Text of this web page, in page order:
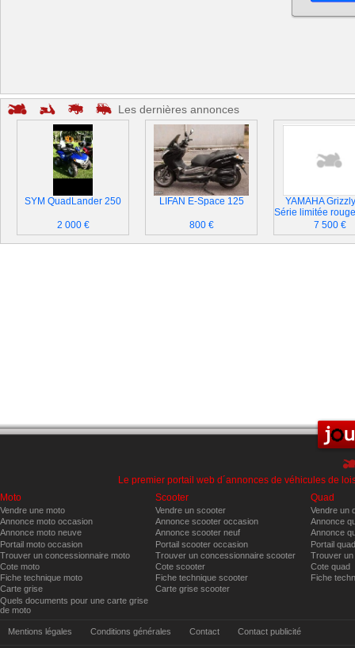
Les dernières annonces
SYM QuadLander 250
2 000 €
LIFAN E-Space 125
800 €
YAMAHA
Série limitée
7 500 €
Le premier portail web d´annonces de véhicules de
Moto
Vendre une moto
Annonce moto occasion
Annonce moto neuve
Portail moto occasion
Trouver un concessionnaire moto
Cote moto
Fiche technique moto
Carte grise
Quels documents pour une carte grise
de moto
Scooter
Vendre un scooter
Annonce scooter occasion
Annonce scooter neuf
Portail scooter occasion
Trouver un concessionnaire scooter
Cote scooter
Fiche technique scooter
Carte grise scooter
Quad
Vendre un
Annonce
Annonce
Portail
Trouver
Cote quad
Fiche
Mentions légales Conditions générales Contact Contact publicité